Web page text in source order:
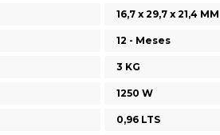
16,7 x 29,7 x 21,4 MM
12 - Meses
3 KG
1250 W
0,96 LTS